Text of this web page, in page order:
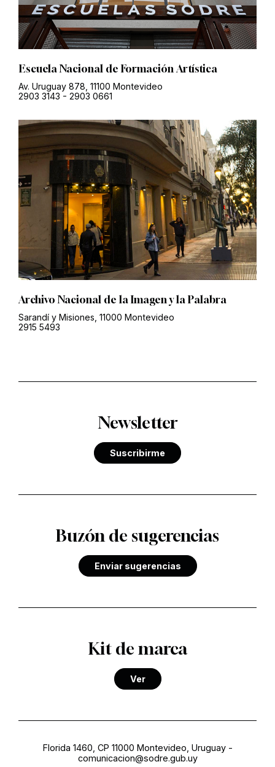
Escuela Nacional de Formación Artística
Av. Uruguay 878, 11100 Montevideo
2903 3143 - 2903 0661
Archivo Nacional de la Imagen y la Palabra
Sarandí y Misiones, 11000 Montevideo
2915 5493
Newsletter
Suscribirme
Buzón de sugerencias
Enviar sugerencias
Kit de marca
Ver
Florida 1460, CP 11000 Montevideo, Uruguay-
comunicacion@sodre.gub.uy